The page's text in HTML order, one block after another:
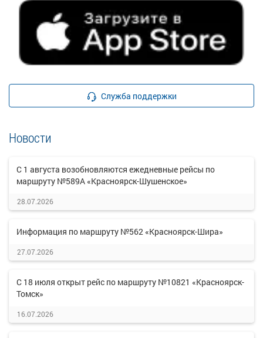
Служба поддержки
Новости
С 1 августа возобновляются ежедневные рейсы по
маршруту №589А «Красноярск-Шушенское»
28.07.2026
Информация по маршруту №562 «Красноярск-Шира»
27.07.2026
С 18 июля открыт рейс по маршруту №10821 «Красноярск-
Томск»
16.07.2026